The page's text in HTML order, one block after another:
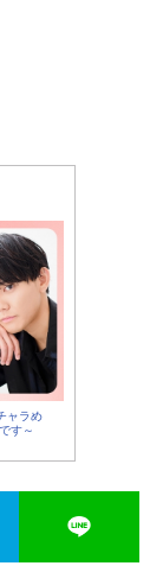
ャラめ
す～